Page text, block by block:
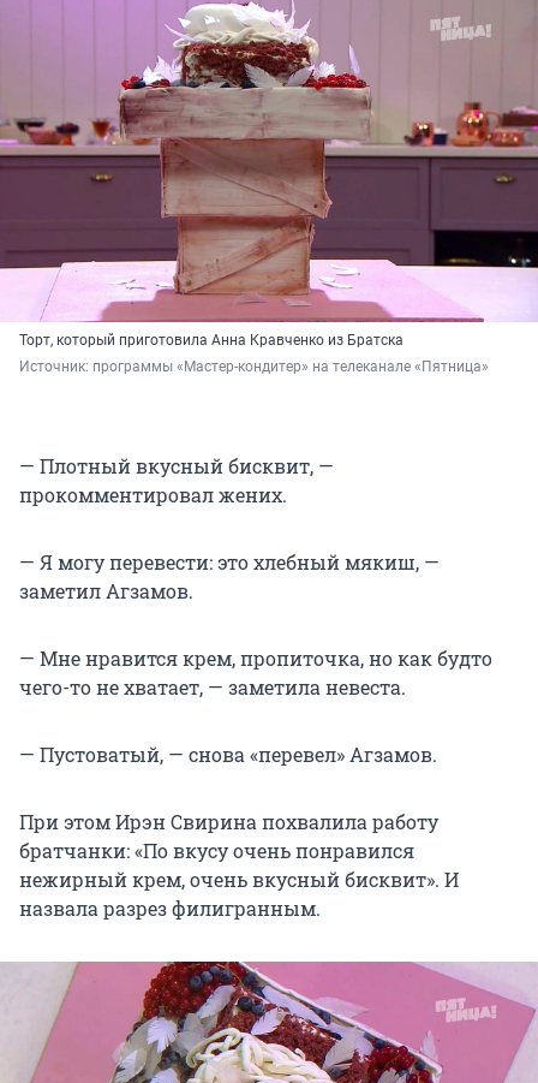
Торт, который приготовила Анна Кравченко из Братска
Источник: программы «Мастер-кондитер» на телеканале «Пятница»
— Плотный вкусный бисквит, —
прокомментировал жених.
— Я могу перевести: это хлебный мякиш, —
заметил Агзамов.
— Мне нравится крем, пропиточка, но как будто
чего-то не хватает, — заметила невеста.
— Пустоватый, — снова «перевел» Агзамов.
При этом Ирэн Свирина похвалила работу
братчанки: «По вкусу очень понравился
нежирный крем, очень вкусный бисквит». И
назвала разрез филигранным.